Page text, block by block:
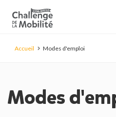
Accueil Modes d'emploi
Modes